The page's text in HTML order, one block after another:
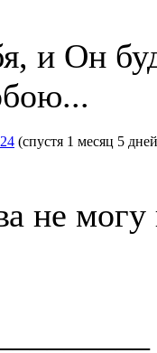
и Он
(спустя 1 месяц 5
не